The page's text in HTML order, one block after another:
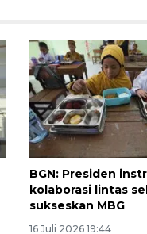
BGN: Presiden
kolaborasi lintas
sukseskan MBG
16 Juli 2026 19:44